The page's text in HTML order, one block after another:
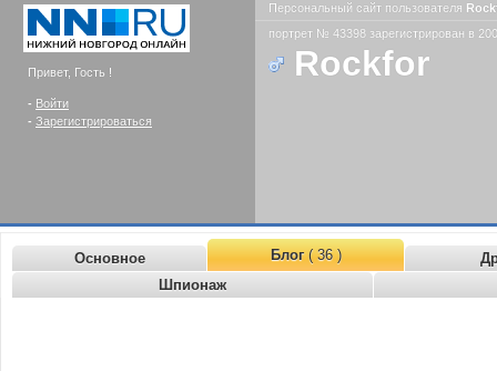
Привет, Гость !
- Войти
- Зарегистрироваться
Персональный сайт пользователя
портрет № 43398 зарегистрирован в
Rockfor
Основное Блог( 36 )
Шпионаж